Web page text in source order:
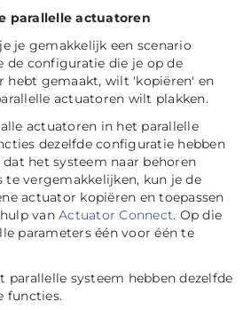
parallelle actuatoren
je gemakkelijk een scenario
de configuratie die je op de
hebt gemaakt, wilt 'kopiëren' en
actuatoren wilt plakken.
actuatoren in het parallelle
dezelfde configuratie hebben
het systeem naar behoren
vergemakkelijken, kun je de
actuator kopiëren en toepassen
van Actuator Connect. Op die
parameters één voor één te
parallelle systeem hebben dezelfde
functies.